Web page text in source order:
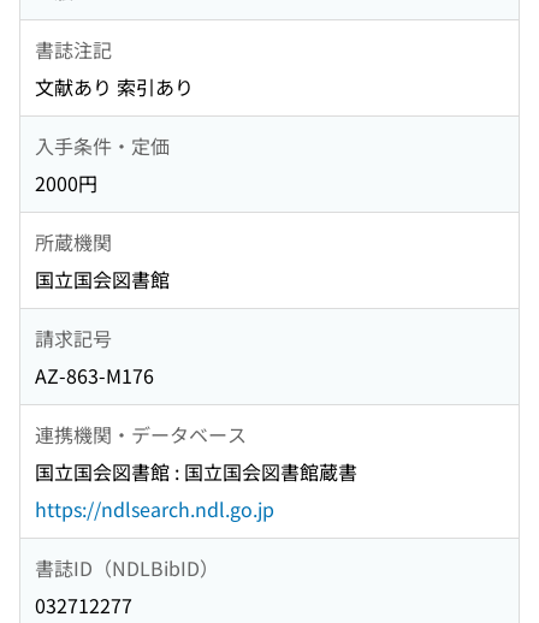
書誌注記
文献あり 索引あり
入手条件・定価
2000円
所蔵機関
国立国会図書館
請求記号
AZ-863-M176
連携機関・データベース
国立国会図書館 : 国立国会図書館蔵書
https://ndlsearch.ndl.go.jp
書誌ID（NDLBibID）
032712277